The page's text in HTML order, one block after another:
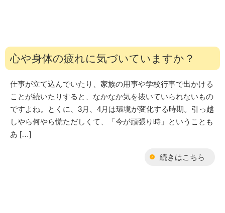
心や身体の疲れに気づいていますか？
仕事が立て込んでいたり、家族の用事や学校行事で出かける
ことが続いたりすると、なかなか気を抜いていられないもの
ですよね。とくに、3月、4月は環境が変化する時期。引っ越
しやら何やら慌ただしくて、「今が頑張り時」ということも
あ […]
続きはこちら